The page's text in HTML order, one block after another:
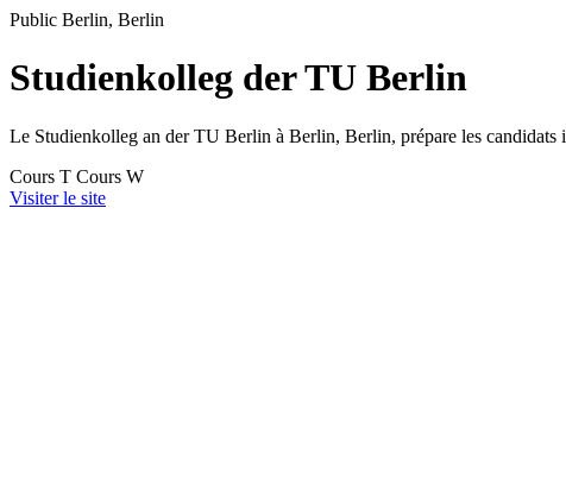
Public Berlin, Berlin
Studienkolleg der TU Berlin
Le Studienkolleg an der TU Berlin à Berlin, Berlin, prépare les candidats
Cours T Cours W
Visiter le site